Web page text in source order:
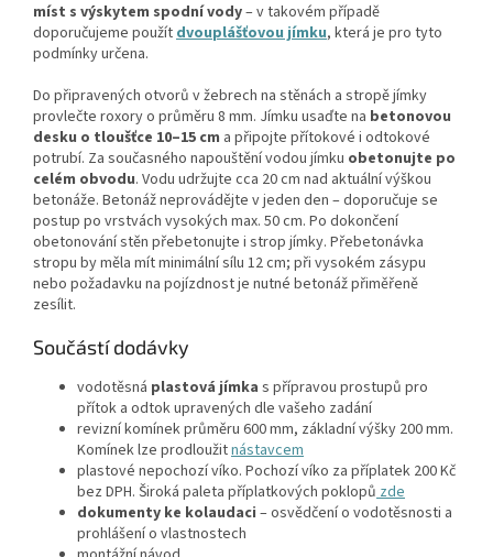
míst s výskytem spodní vody– v takovém případě
doporučujeme použítdvouplášťovou jímku, která je pro tyto
podmínky určena.
Do připravených otvorů v žebrech na stěnách a stropě jímky
provlečte roxory o průměru 8 mm. Jímku usaďte na betonovou
desku o tloušťce 10–15 cm a připojte přítokové i odtokové
potrubí. Za současného napouštění vodou jímku obetonujte po
celém obvodu. Vodu udržujte cca 20 cm nad aktuální výškou
betonáže. Betonáž neprovádějte v jeden den – doporučuje se
postup po vrstvách vysokých max. 50 cm. Po dokončení
obetonování stěn přebetonujte i strop jímky. Přebetonávka
stropu by měla mít minimální sílu 12 cm; při vysokém zásypu
nebo požadavku na pojízdnost je nutné betonáž přiměřeně
zesílit.
Součástí dodávky
vodotěsná plastová jímka s přípravou prostupů pro
přítok a odtok upravených dle vašeho zadání
revizní komínek průměru 600 mm, základní výšky 200 mm.
Komínek lze prodloužitnástavcem
plastové nepochozí víko. Pochozí víko za příplatek 200 Kč
bez DPH. Široká paleta příplatkových poklopůzde
dokumenty ke kolaudaci – osvědčení o vodotěsnosti a
prohlášení o vlastnostech